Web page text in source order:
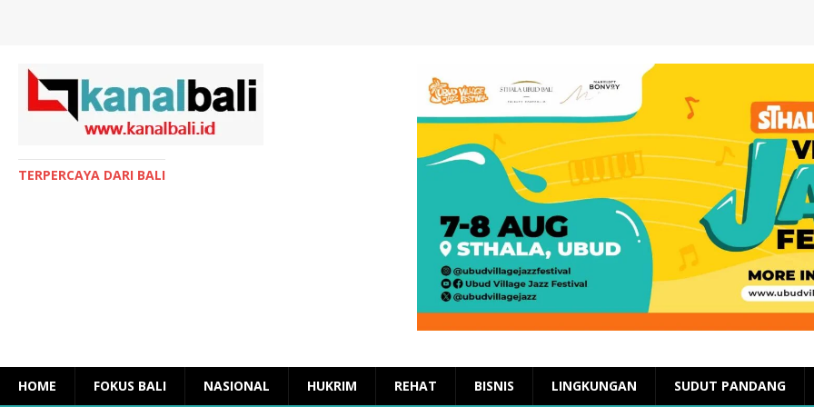
TERPERCAYA DARI BALI
HOME FOKUS BALI NASIONAL HUKRIM REHAT BISNIS LINGKUNGAN SUDUT PANDANG